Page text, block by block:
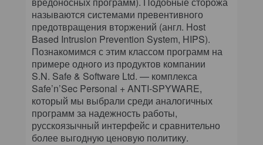
называются системами превентивного
предотвращения вторжений (англ. Host
Based Intrusion Prevention System, HIPS).
Познакомимся с этим классом программ на
примере одного из продуктов компании
S.N. Safe & Software Ltd. — комплекса
Safe’n’Sec Personal + ANTI-SPYWARE,
который мы выбрали среди аналогичных
программ за надежность работы,
русскоязычный интерфейс и сравнительно
более выгодную ценовую политику.